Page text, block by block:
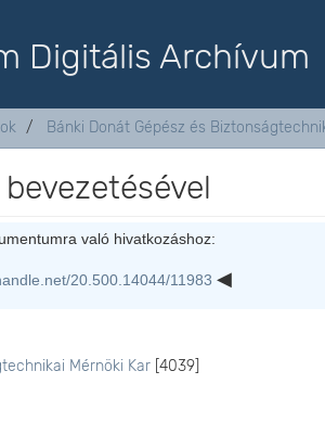
Digitális Archívum
Bánki Donát Gépész és
való hivatkozáshoz:
20.500.14044/11983
Mérnöki Kar [4039]